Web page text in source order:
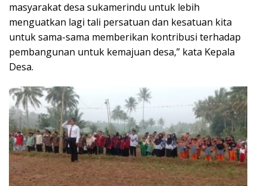
masyarakat desa sukamerindu untuk lebih
menguatkan lagi tali persatuan dan kesatuan kita
untuk sama-sama memberikan kontribusi terhadap
pembangunan untuk kemajuan desa,” kata Kepala
Desa.